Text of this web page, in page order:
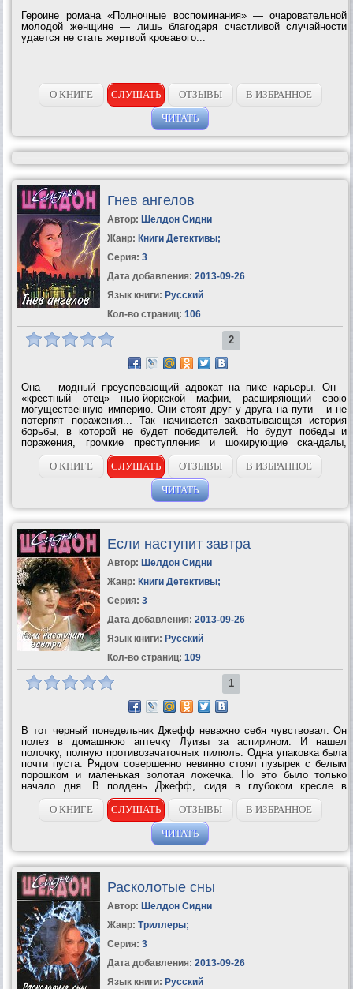
Героине романа «Полночные воспоминания» — очаровательной
молодой женщине — лишь благодаря счастливой случайности
удается не стать жертвой кровавого...
О КНИГЕ СЛУШАТЬ ОТЗЫВЫ
В ИЗБРАННОЕ
ЧИТАТЬ
Гнев ангелов
Автор: Шелдон Сидни
Жанр: Книги Детективы;
Серия: 3
Дата добавления: 2013-09-26
Язык книги: Русский
Кол-во страниц: 106
2
Она – модный преуспевающий адвокат на пике карьеры. Он –
«крестный отец» нью-йоркской мафии, расширяющий свою
могущественную империю. Они стоят друг у друга на пути – и не
потерпят поражения... Так начинается захватывающая история
борьбы, в которой не будет победителей. Но будут победы и
поражения, громкие преступления и шокирующие скандалы,
большая политика и большие деньги... и, конечно же, любовь!...
О КНИГЕ
СЛУШАТЬ ОТЗЫВЫ
В ИЗБРАННОЕ
ЧИТАТЬ
Если наступит завтра
Автор: Шелдон Сидни
Жанр: Книги Детективы;
Серия: 3
Дата добавления: 2013-09-26
Язык книги: Русский
Кол-во страниц: 109
1
В тот черный понедельник Джефф неважно себя чувствовал. Он
полез в домашнюю аптечку Луизы за аспирином. И нашел
полочку, полную противозачаточных пилюль. Одна упаковка была
почти пуста. Рядом совершенно невинно стоял пузырек с белым
порошком и маленькая золотая ложечка. Но это было только
начало дня. В полдень Джефф, сидя в глубоком кресле в
Пилигриме и ожидая прихода Баджа, услышал, как двое позади
него переговаривались. – Она...
О КНИГЕ СЛУШАТЬ ОТЗЫВЫ
В ИЗБРАННОЕ
ЧИТАТЬ
Расколотые сны
Автор: Шелдон Сидни
Жанр: Триллеры;
Серия: 3
Дата добавления: 2013-09-26
Язык книги: Русский